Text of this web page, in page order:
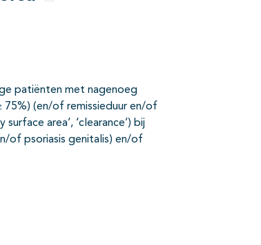
Opties
patiënten met nagenoeg
(en/of remissieduur en/of
area’, ‘clearance’) bij
of psoriasis genitalis) en/of